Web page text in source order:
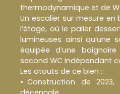
thermodynamique et de
Un escalier sur mesure
l’étage, où le palier
lumineuses ainsi qu’une
équipée d’une
second WC indépendant
Les atouts de ce bien :
Construction de